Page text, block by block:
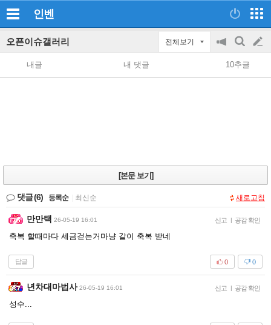
인벤
오픈이슈갤러리 전체보기
공
지
on/off
검
색
글
쓰
내글 내 댓글 10추글
[본문 보기]
댓글(6) 등록순 최신순 새로고침
만만택 26-05-19 16:01 신고 | 공감 확인
축복 할때마다 세금걷는거마냥 같이 축복 받네
답글 0
0
년차대마법사 26-05-19 16:01 신고 | 공감 확인
성수...